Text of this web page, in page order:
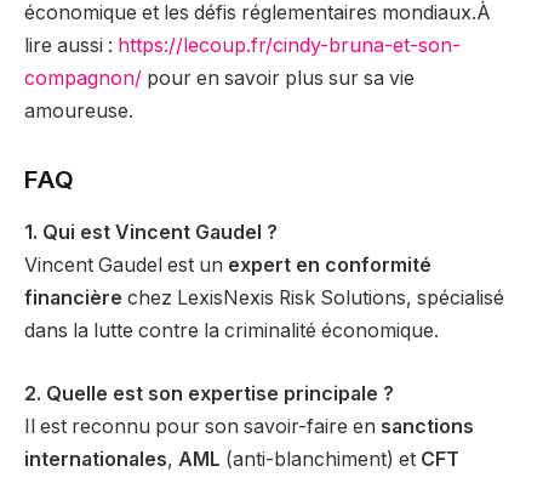
économique et les défis réglementaires mondiaux.À
lire aussi : https://lecoup.fr/cindy-bruna-et-son-
compagnon/ pour en savoir plus sur sa vie
amoureuse.
FAQ
1. Qui est Vincent Gaudel ?
Vincent Gaudel est un expert en conformité
financière chez LexisNexis Risk Solutions, spécialisé
dans la lutte contre la criminalité économique.
2. Quelle est son expertise principale ?
Il est reconnu pour son savoir-faire en sanctions
internationales, AML (anti-blanchiment) et CFT